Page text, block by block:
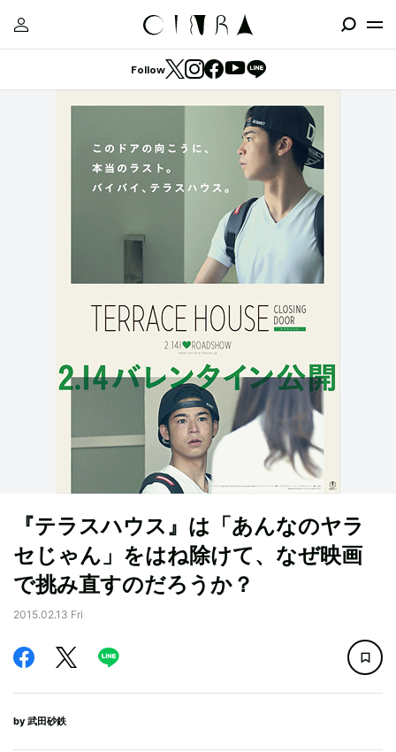
Follow
『テラスハウス』は「あんなのヤラ
セじゃん」をはね除けて、なぜ映画
で挑み直すのだろうか？
2015.02.13 Fri
by 武田砂鉄